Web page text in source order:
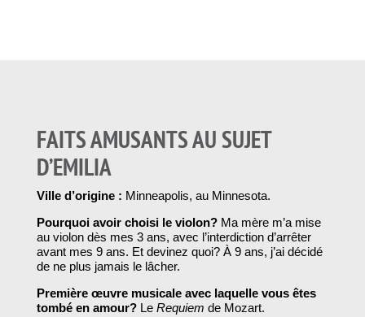
FAITS AMUSANTS AU SUJET
D’EMILIA
Ville d’origine : Minneapolis, au Minnesota.
Pourquoi avoir choisi le violon? Ma mère m’a mise
au violon dès mes 3 ans, avec l’interdiction d’arrêter
avant mes 9 ans. Et devinez quoi? À 9 ans, j’ai décidé
de ne plus jamais le lâcher.
Première œuvre musicale avec laquelle vous êtes
tombé en amour? Le Requiem de Mozart.